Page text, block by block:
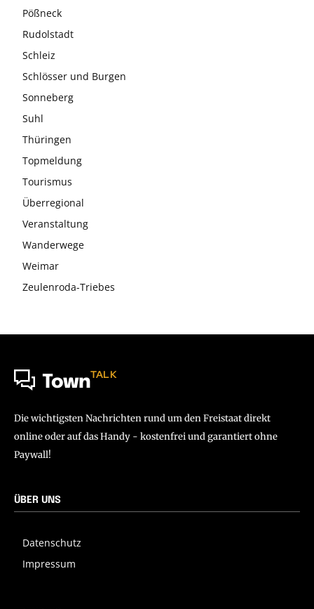
Pößneck
Rudolstadt
Schleiz
Schlösser und Burgen
Sonneberg
Suhl
Thüringen
Topmeldung
Tourismus
Überregional
Veranstaltung
Wanderwege
Weimar
Zeulenroda-Triebes
TownTALK
Die wichtigsten Nachrichten rund um den Freistaat direkt
online oder auf das Handy - kostenfrei und garantiert ohne
Paywall!
ÜBER UNS
Datenschutz
Impressum